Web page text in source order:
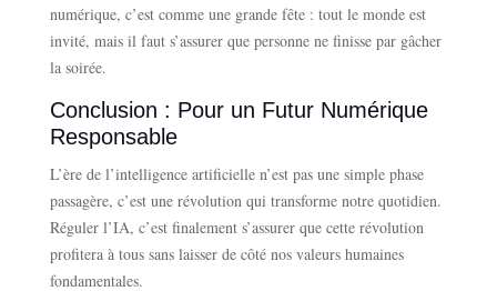
numérique, c’est comme une grande fête : tout le monde est
invité, mais il faut s’assurer que personne ne finisse par gâcher
la soirée.
Conclusion : Pour un Futur Numérique
Responsable
L’ère de l’intelligence artificielle n’est pas une simple phase
passagère, c’est une révolution qui transforme notre quotidien.
Réguler l’IA, c’est finalement s’assurer que cette révolution
profitera à tous sans laisser de côté nos valeurs humaines
fondamentales.